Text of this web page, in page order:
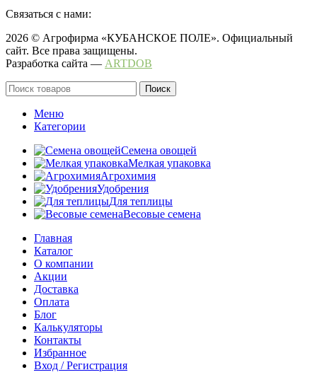
Связаться с нами:
2026 © Агрофирма «КУБАНСКОЕ ПОЛЕ». Официальный
сайт. Все права защищены.
Разработка сайта — ARTDOB
Поиск
Меню
Категории
Семена овощей
Мелкая упаковка
Агрохимия
Удобрения
Для теплицы
Весовые семена
Главная
Каталог
О компании
Акции
Доставка
Оплата
Блог
Калькуляторы
Контакты
Избранное
Вход / Регистрация